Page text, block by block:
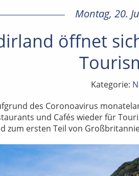
Montag, 20.
öffnet
Kategorie:
des Coronoavirus
und Cafés wieder für
zum ersten Teil von